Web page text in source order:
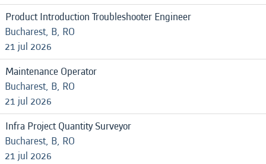
Product Introduction Troubleshooter Engineer
Bucharest, B, RO
21 jul 2026
Maintenance Operator
Bucharest, B, RO
21 jul 2026
Infra Project Quantity Surveyor
Bucharest, B, RO
21 jul 2026